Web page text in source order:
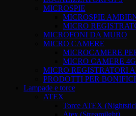
MICROSPIE
MICROSPIE
MICRO
MICROFONI DA MURO
MICRO CAMERE
MICROCAMERE
MICRO CAMERE
MICRO REGISTRATORI
PRODOTTI PER
Lampade e torce
ATEX
Torce ATEX
Atex (Streamilght)